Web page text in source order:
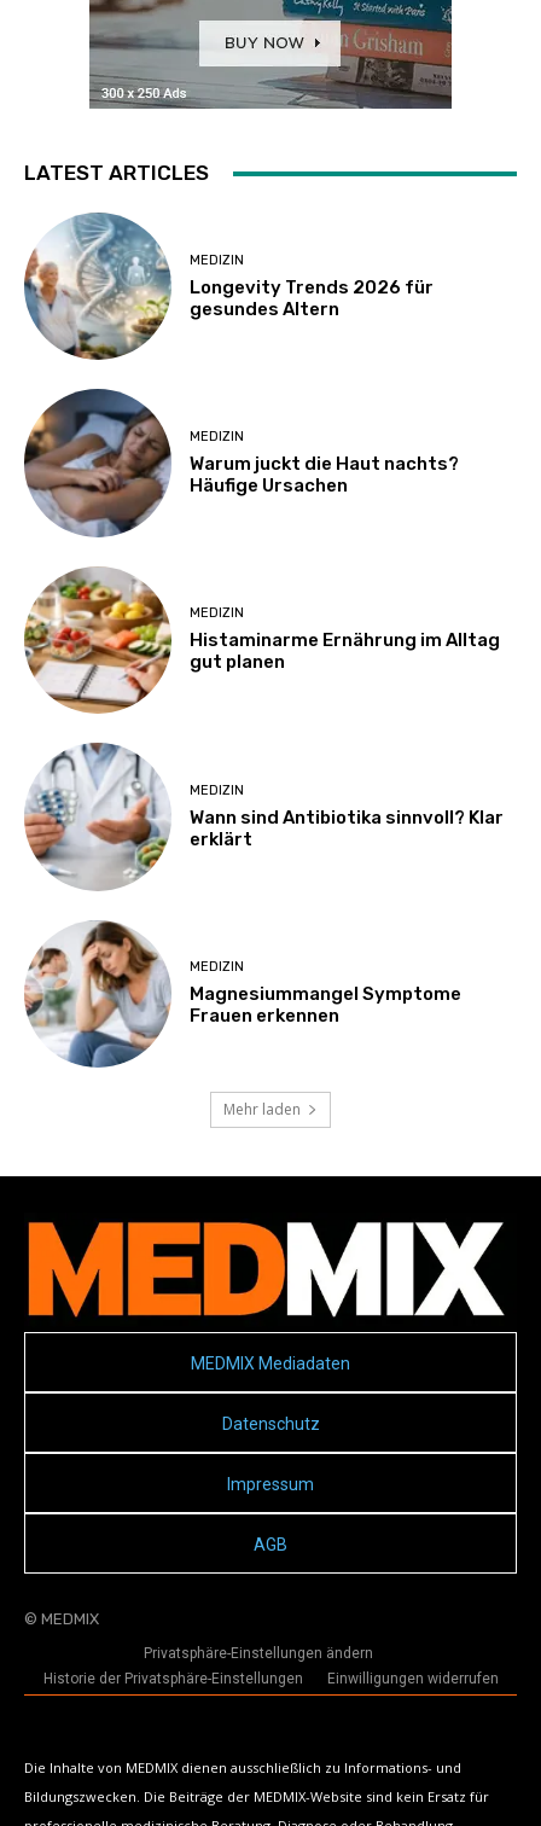
LATEST ARTICLES
MEDIZIN
Longevity Trends 2026 für
gesundes Altern
MEDIZIN
Warum juckt die Haut nachts?
Häufige Ursachen
MEDIZIN
Histaminarme Ernährung im Alltag
gut planen
MEDIZIN
Wann sind Antibiotika sinnvoll? Klar
erklärt
MEDIZIN
Magnesiummangel Symptome
Frauen erkennen
Mehr laden
MEDMIX Mediadaten
Datenschutz
Impressum
AGB
© MEDMIX
Privatsphäre-Einstellungen ändern
Historie der Privatsphäre-Einstellungen
Einwilligungen widerrufen
Die Inhalte von MEDMIX dienen ausschließlich zu Informations- und
Bildungszwecken. Die Beiträge der MEDMIX-Website sind kein Ersatz für